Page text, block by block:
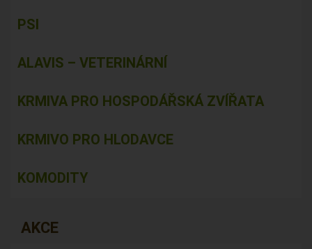
PSI
ALAVIS – VETERINÁRNÍ
KRMIVA PRO HOSPODÁŘSKÁ ZVÍŘATA
KRMIVO PRO HLODAVCE
KOMODITY
AKCE